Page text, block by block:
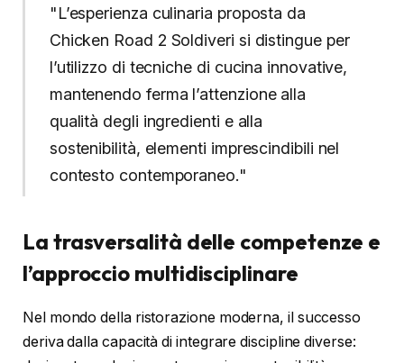
"L’esperienza culinaria proposta da
Chicken Road 2 Soldiveri si distingue per
l’utilizzo di tecniche di cucina innovative,
mantenendo ferma l’attenzione alla
qualità degli ingredienti e alla
sostenibilità, elementi imprescindibili nel
contesto contemporaneo."
La trasversalità delle competenze e
l’approccio multidisciplinare
Nel mondo della ristorazione moderna, il successo
deriva dalla capacità di integrare discipline diverse: